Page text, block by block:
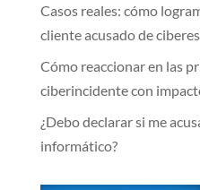
Casos reales: cómo
cliente acusado de
Cómo reaccionar en las
ciberincidente con
¿Debo declarar si me
informático?